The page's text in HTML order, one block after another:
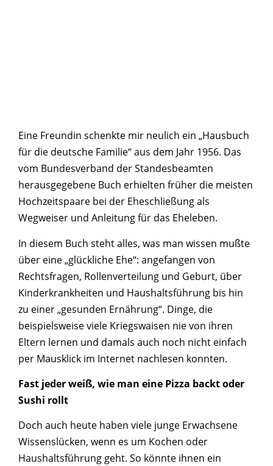
Eine Freundin schenkte mir neulich ein „Hausbuch
für die deutsche Familie“ aus dem Jahr 1956. Das
vom Bundesverband der Standesbeamten
herausgegebene Buch erhielten früher die meisten
Hochzeitspaare bei der Eheschließung als
Wegweiser und Anleitung für das Eheleben.
In diesem Buch steht alles, was man wissen mußte
über eine „glückliche Ehe“: angefangen von
Rechtsfragen, Rollenverteilung und Geburt, über
Kinderkrankheiten und Haushaltsführung bis hin
zu einer „gesunden Ernährung“. Dinge, die
beispielsweise viele Kriegswaisen nie von ihren
Eltern lernen und damals auch noch nicht einfach
per Mausklick im Internet nachlesen konnten.
Fast jeder weiß, wie man eine Pizza backt oder
Sushi rollt
Doch auch heute haben viele junge Erwachsene
Wissenslücken, wenn es um Kochen oder
Haushaltsführung geht. So könnte ihnen ein